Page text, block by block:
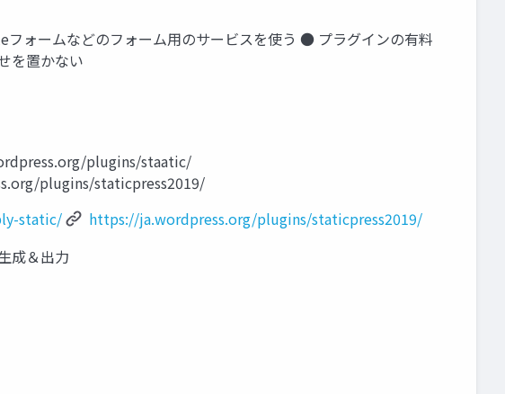
ォームなどのフォーム用のサービスを使う ● プラグインの有料
を置かない
plugins/staatic/
plugins/staticpress2019/
static/
https://ja.wordpress.org/plugins/staticpress2019/
成＆出力